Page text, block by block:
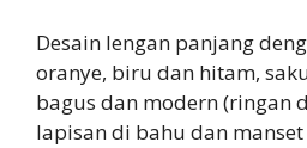
Desain lengan panjang
oranye, biru dan hitam,
bagus dan modern (ringan
lapisan di bahu dan